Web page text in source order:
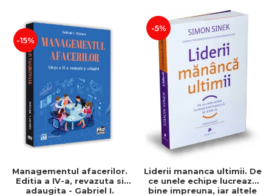
-15%
Managementul afacerilor.
Editia a IV-a, revazuta si
adaugita - Gabriel I.
-5%
Liderii mananca ultimii. De
ce unele echipe lucreaza
bine impreuna, iar altele